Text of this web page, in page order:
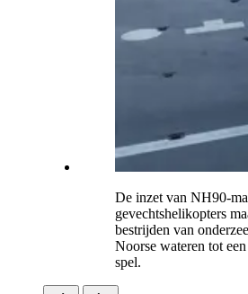
De inzet van NH90-
gevechtshelikopters
bestrijden van
Noorse wateren tot
spel.